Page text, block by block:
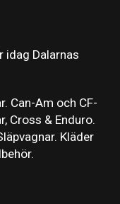
idag Dalarnas
Can-Am och CF-
Cross & Enduro.
Kläder